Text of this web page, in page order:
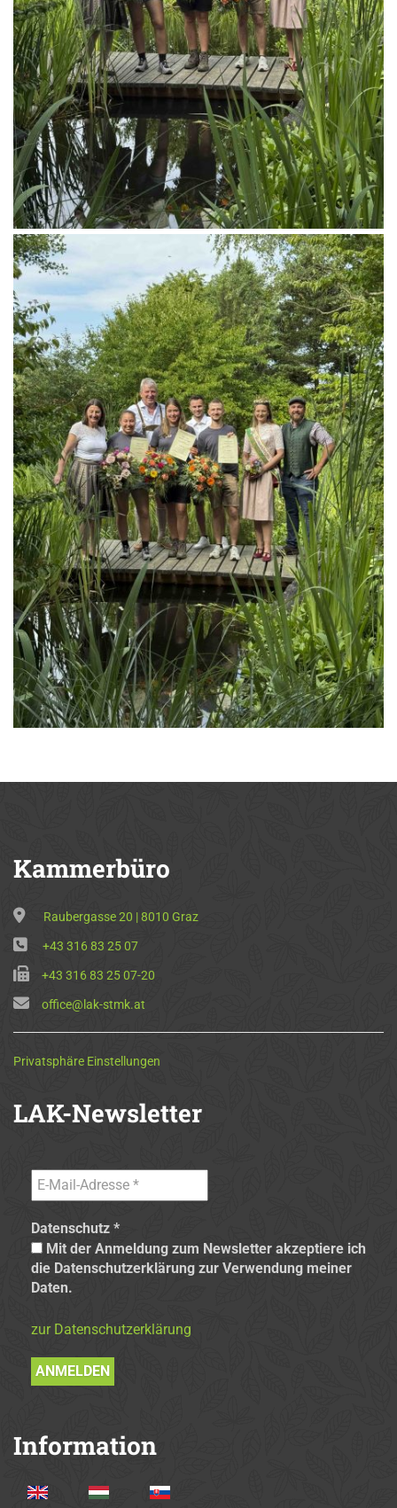
Kammerbüro
Raubergasse 20 | 8010 Graz
+43 316 83 25 07
+43 316 83 25 07-20
office@lak-stmk.at
Privatsphäre Einstellungen
LAK-Newsletter
Datenschutz *
Mit der Anmeldung zum Newsletter akzeptiere ich
die Datenschutzerklärung zur Verwendung meiner
Daten.
zur Datenschutzerklärung
Information